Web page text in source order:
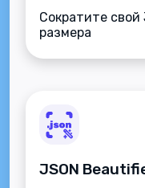
Сократите
размера
JSON